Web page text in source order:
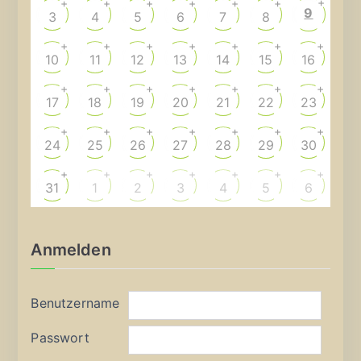
3
+
4
+
5
+
6
+
7
+
8
+
9
10
+
11
+
12
+
13
+
14
+
15
+
16
+
17
+
18
+
19
+
20
+
21
+
22
+
23
+
24
+
25
+
26
+
27
+
28
+
29
+
30
+
31
+
1
+
2
+
3
+
4
+
5
+
6
+
Anmelden
Benutzername
Passwort